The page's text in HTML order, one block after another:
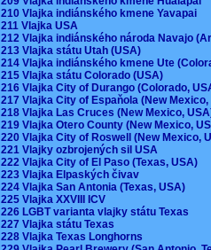
210 Vlajka indiánského kmene Yavapai
211 Vlajka USA
212 Vlajka indiánského národa Navajo
213 Vlajka státu Utah (USA)
214 Vlajka indiánského kmene Ute
215 Vlajka státu Colorado (USA)
216 Vlajka City of Durango (Colorado,
217 Vlajka City of Espaňola (New
218 Vlajka Las Cruces (New Mexico,
219 Vlajka Otero County (New Mexico,
220 Vlajka City of Roswell (New Mexico,
221 Vlajky ozbrojených sil USA
222 Vlajka City of El Paso (Texas, USA)
223 Vlajka Elpaských čivav
224 Vlajka San Antonia (Texas, USA)
225 Vlajka XXVIII ICV
226 LGBT varianta vlajky státu Texas
227 Vlajka státu Texas
228 Vlajka Texas Longhorns